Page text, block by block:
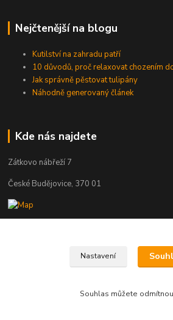
Nejčtenější na blogu
Kutilství na zahradu patří
10 důvodů, proč relaxovat chozením
Jak správně pěstovat tulipány
Náhodně generovaný článek
Kde nás najdete
Zátkovo nábřeží 7
České Budějovice, 370 01
Zákaznická podpora Eshop-
(Po-Pá, 8-16 hod.)
Nastavení
Souhlas můžete